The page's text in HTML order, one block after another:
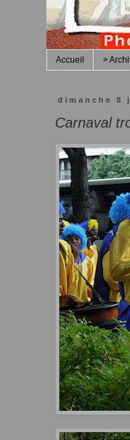
Accueil >
dimanche 8
Carnaval